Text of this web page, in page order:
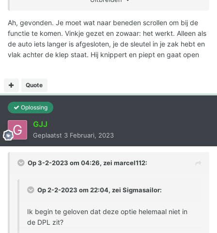
Ah, gevonden. Je moet wat naar beneden scrollen om bij de
functie te komen. Vinkje gezet en zowaar: het werkt. Alleen als
de auto iets langer is afgesloten, je de sleutel in je zak hebt en
vlak achter de klep staat. Hij knippert en piept en gaat open
Quote
Oplossing
GJJ
Geplaatst 3 Februari, 2023
Op 3-2-2023 om 04:26, zei marcel112:
Op 2-2-2023 om 22:04, zei Sigmasailor:
Ik begin te geloven dat deze optie helemaal niet in
de DPL zit?